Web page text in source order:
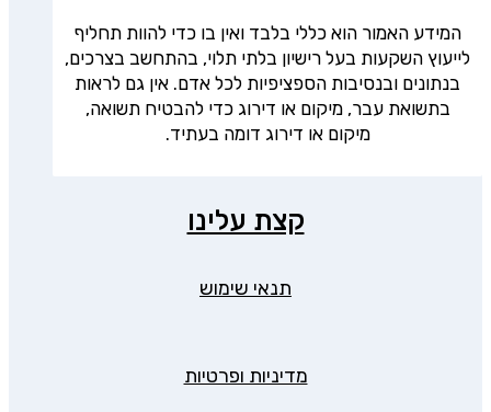
המידע האמור הוא כללי בלבד ואין בו כדי להוות תחליף
לייעוץ השקעות בעל רישיון בלתי תלוי, בהתחשב בצרכים,
בנתונים ובנסיבות הספציפיות לכל אדם. אין גם לראות
בתשואת עבר, מיקום או דירוג כדי להבטיח תשואה,
מיקום או דירוג דומה בעתיד.
קצת עלינו
תנאי שימוש
מדיניות ופרטיות